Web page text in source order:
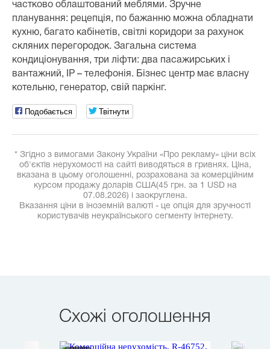
частково облаштований меблями. Зручне
планування: рецепція, по бажанню можна обладнати
кухню, багато кабінетів, світлі коридори за рахунок
скляних перегородок. Загальна система
кондиціонування, три ліфти: два пасажирських і
вантажний, IP – телефонія. Бізнес центр має власну
котельню, генератор, свій паркінг.
Подобається Твітнути
* Згідно з вимогами Закону України «Про рекламу» ціни всіх
об'єктів нерухомості на сайті виводяться в гривнях. Ціна,
вказана в цьому оголошенні, розрахована за комерційним
курсом продажу доларів США(45 грн. за 1 USD на
07.08.2026) і заокруглена.
Вказання ціни в іноземній валюті - це опція для зручності
користувачів неукраїнського сегменту інтернету.
Схожі оголошення